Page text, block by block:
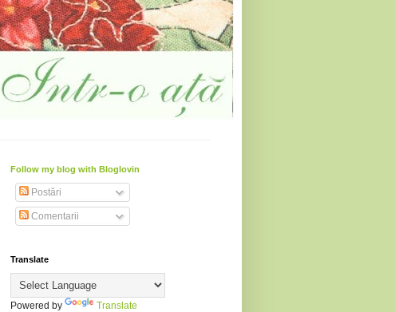
Follow my blog with Bloglovin
Postări
Comentarii
Translate
Powered by Translate